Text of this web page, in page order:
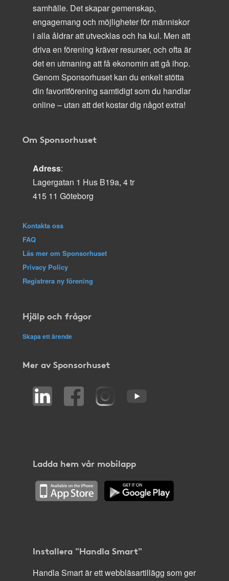
samhälle. Det skapar gemenskap,
engagemang och möjligheter för människor
i alla åldrar att utvecklas och ha kul. Men att
driva en förening kräver resurser, och ofta är
det en utmaning att få ekonomin att gå ihop.
Genom Sponsorhuset kan du enkelt stötta
din favoritförening samtidigt som du handlar
online – utan att det kostar dig något extra!
Om Sponsorhuset
Adress:
Lagergatan 1 Hus B19a, 4 tr
415 11 Göteborg
Kontakta oss
FAQ
Läs mer om Sponsorhuset
Privacy Policy
Registrera ny förening
Hjälp och frågor
Skapa ett ärende
Mer av Sponsorhuset
Ladda hem vår mobilapp
Installera "Handla Smart"
Handla Smart är ett webbläsartillägg som ger